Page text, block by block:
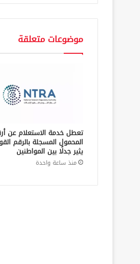
موضوعات متعلقة
تعطل خدمة الاستعلام عن
المحمول المسجلة بالرقم
يثير جدلًا بين المواطنين
منذ ساعة واحدة